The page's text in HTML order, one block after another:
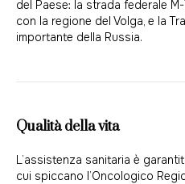
del Paese: la strada federale
con la regione del Volga, e la
importante della Russia.
Qualità della vita
L’assistenza sanitaria è
cui spiccano l’Oncologico